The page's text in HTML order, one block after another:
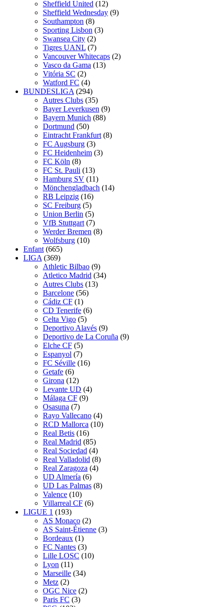
Sheffield United (12)
Sheffield Wednesday (9)
Southampton (8)
Sporting Lisbon (3)
Swansea City (2)
Tigres UANL (7)
Vancouver Whitecaps (2)
Vasco da Gama (13)
Vitória SC (2)
Watford FC (4)
BUNDESLIGA (294)
Autres Clubs (35)
Bayer Leverkusen (9)
Bayern Munich (88)
Dortmund (50)
Eintracht Frankfurt (8)
FC Augsburg (3)
FC Heidenheim (3)
FC Köln (8)
FC St. Pauli (13)
Hamburg SV (11)
Mönchengladbach (14)
RB Leipzig (16)
SC Freiburg (5)
Union Berlin (5)
VfB Stuttgart (7)
Werder Bremen (8)
Wolfsburg (10)
Enfant (665)
LIGA (369)
Athletic Bilbao (9)
Atletico Madrid (34)
Autres Clubs (13)
Barcelone (56)
Cádiz CF (1)
CD Tenerife (6)
Celta Vigo (5)
Deportivo Alavés (9)
Deportivo de La Coruña (9)
Elche CF (5)
Espanyol (7)
FC Séville (16)
Getafe (6)
Girona (12)
Levante UD (4)
Málaga CF (9)
Osasuna (7)
Rayo Vallecano (4)
RCD Mallorca (10)
Real Betis (16)
Real Madrid (85)
Real Sociedad (4)
Real Valladolid (8)
Real Zaragoza (4)
UD Almería (6)
UD Las Palmas (8)
Valence (10)
Villarreal CF (6)
LIGUE 1 (193)
AS Monaco (2)
AS Saint-Étienne (3)
Bordeaux (1)
FC Nantes (3)
Lille LOSC (10)
Lyon (11)
Marseille (34)
Metz (2)
OGC Nice (2)
Paris FC (3)